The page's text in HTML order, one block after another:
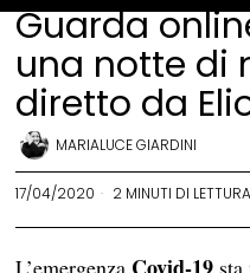
Guarda
una notte di
diretto da
MARIALUCE GIARDINI
17/04/2020 2 MINUTI DI LETTURA